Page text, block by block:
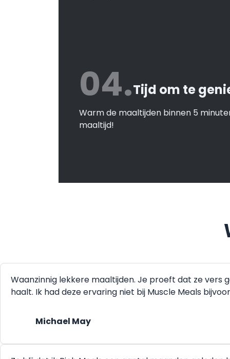
04.Tijd om te
Warm de maaltijden binnen 5
maaltijd!
Waanzinnig lekkere maaltijden. Je proeft dat ze vers
haalt. Ik had deze ervaring niet bij Muscle Meals
Michael May